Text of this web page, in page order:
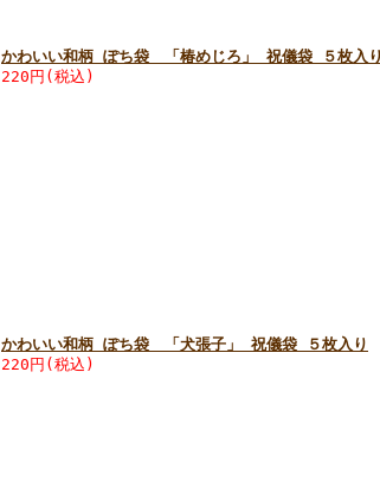
かわいい和柄 ぽち袋 「椿めじろ」 祝儀袋 ５枚入
220円(税込)
かわいい和柄 ぽち袋 「犬張子」 祝儀袋 ５枚入り
220円(税込)